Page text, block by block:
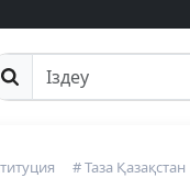
іздеу
# Таза Қазақстан